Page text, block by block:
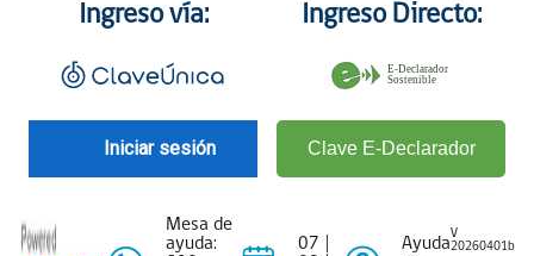
Ingreso vía:
Iniciar sesión
Ingreso Directo:
Clave E-Declarador
Mesa de
ayuda:
07 |
Ayuda
V
20260401b